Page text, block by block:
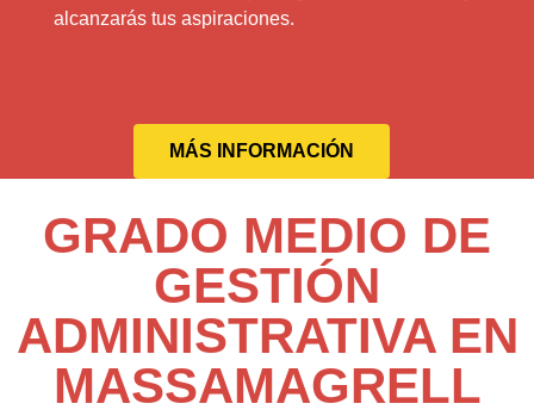
alcanzarás tus aspiraciones.
MÁS INFORMACIÓN
GRADO MEDIO DE
GESTIÓN
ADMINISTRATIVA EN
MASSAMAGRELL